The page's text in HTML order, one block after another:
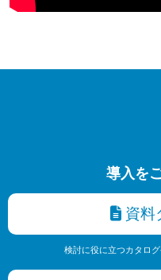
導入を
資料
検討に役に立つカタロ